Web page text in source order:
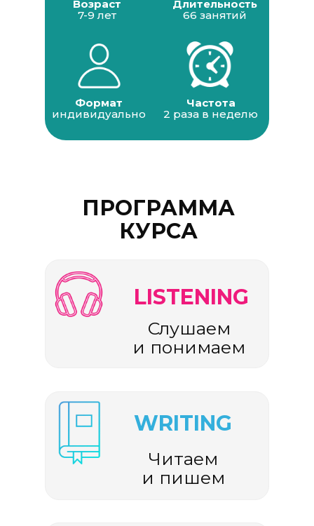
Частота
2 раза в неделю
Длительность
66 занятий
Формат
индивидуально
Возраст
7-9 лет
ПРОГРАММА
КУРСА
WRITING
LISTENING
Читаем
и пишем
Слушаем
и понимаем